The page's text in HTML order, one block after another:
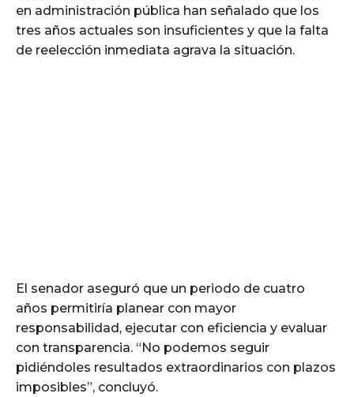
en administración pública han señalado que los
tres años actuales son insuficientes y que la falta
de reelección inmediata agrava la situación.
El senador aseguró que un periodo de cuatro
años permitiría planear con mayor
responsabilidad, ejecutar con eficiencia y evaluar
con transparencia. “No podemos seguir
pidiéndoles resultados extraordinarios con plazos
imposibles”, concluyó.